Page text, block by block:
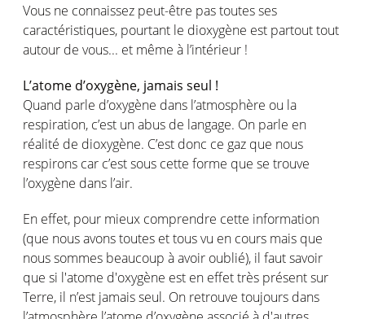
Vous ne connaissez peut-être pas toutes ses
caractéristiques, pourtant le dioxygène est partout tout
autour de vous... et même à l’intérieur !
L’atome d’oxygène, jamais seul !
Quand parle d’oxygène dans l’atmosphère ou la
respiration, c’est un abus de langage. On parle en
réalité de dioxygène. C’est donc ce gaz que nous
respirons car c’est sous cette forme que se trouve
l’oxygène dans l’air.
En effet, pour mieux comprendre cette information
(que nous avons toutes et tous vu en cours mais que
nous sommes beaucoup à avoir oublié), il faut savoir
que si l'atome d'oxygène est en effet très présent sur
Terre, il n’est jamais seul. On retrouve toujours dans